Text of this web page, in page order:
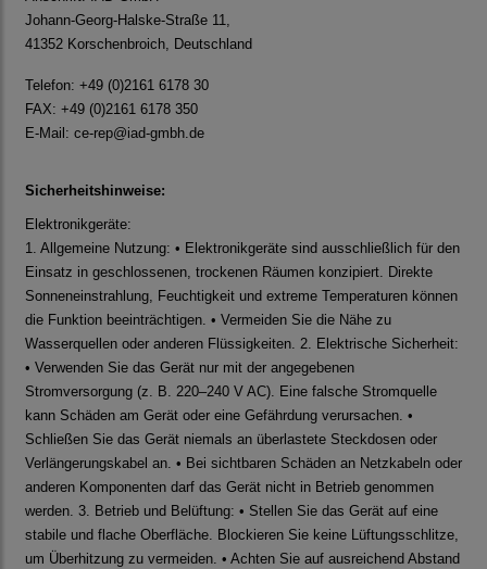
Johann-Georg-Halske-Straße 11,
41352 Korschenbroich, Deutschland
Telefon: +49 (0)2161 6178 30
FAX: +49 (0)2161 6178 350
E-Mail: ce-rep@iad-gmbh.de
Sicherheitshinweise:
Elektronikgeräte:
1. Allgemeine Nutzung: • Elektronikgeräte sind ausschließlich für den
Einsatz in geschlossenen, trockenen Räumen konzipiert. Direkte
Sonneneinstrahlung, Feuchtigkeit und extreme Temperaturen können
die Funktion beeinträchtigen. • Vermeiden Sie die Nähe zu
Wasserquellen oder anderen Flüssigkeiten. 2. Elektrische Sicherheit:
• Verwenden Sie das Gerät nur mit der angegebenen
Stromversorgung (z. B. 220–240 V AC). Eine falsche Stromquelle
kann Schäden am Gerät oder eine Gefährdung verursachen. •
Schließen Sie das Gerät niemals an überlastete Steckdosen oder
Verlängerungskabel an. • Bei sichtbaren Schäden an Netzkabeln oder
anderen Komponenten darf das Gerät nicht in Betrieb genommen
werden. 3. Betrieb und Belüftung: • Stellen Sie das Gerät auf eine
stabile und flache Oberfläche. Blockieren Sie keine Lüftungsschlitze,
um Überhitzung zu vermeiden. • Achten Sie auf ausreichend Abstand